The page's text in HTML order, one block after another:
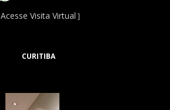
Acesse Visita Virtual ]
CURITIBA